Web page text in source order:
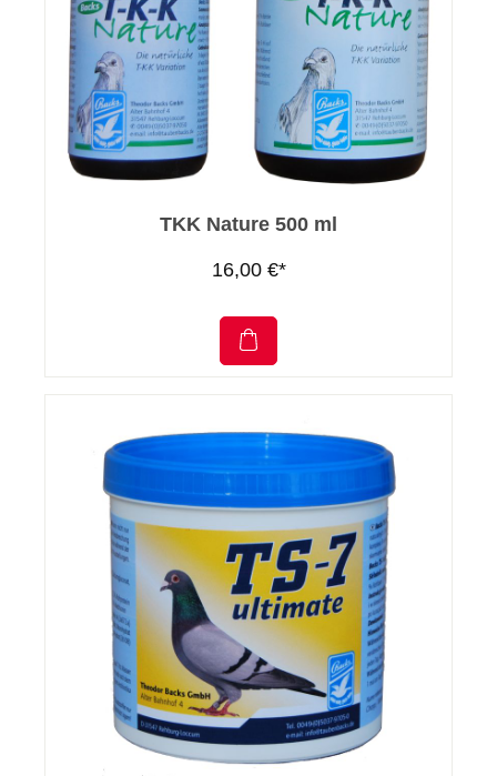
TKK Nature 500 ml
16,00 €*